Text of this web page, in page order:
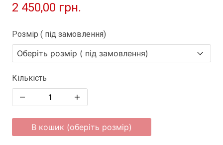
2 450,00 грн.
Розмір ( під замовлення)
Кількість
В кошик (оберіть розмір)